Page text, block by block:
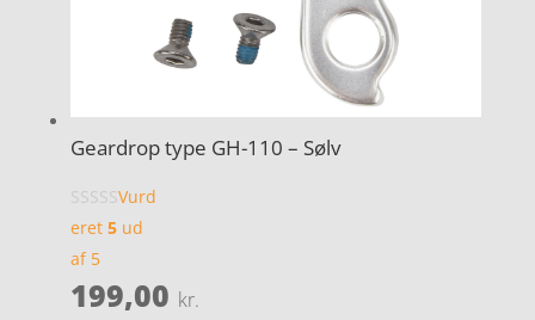
Geardrop type GH-110 – Sølv
Vurd
eret 5ud
af 5
199,00 kr.